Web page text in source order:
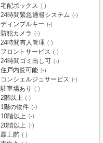
宅配ボックス (-)
24時間緊急通報システム (-)
ディンプルキー (-)
防犯カメラ (-)
24時間有人管理 (-)
フロントサービス (-)
24時間ゴミ出し可 (-)
住戸内覧可能 (-)
コンシェルジュサービス (-)
駐車場あり (-)
2階以上 (-)
1階の物件 (-)
10階以上 (-)
20階以上 (-)
最上階 (-)